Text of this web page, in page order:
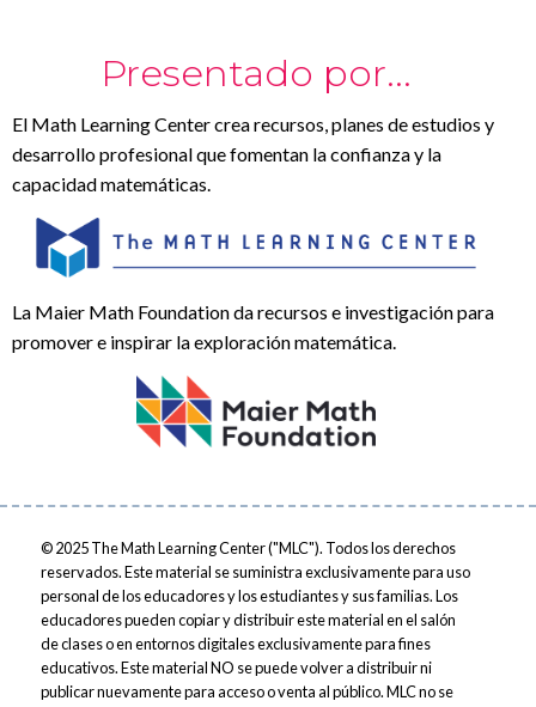
Presentado por...
El Math Learning Center crea recursos, planes de estudios y
desarrollo profesional que fomentan la confianza y la
capacidad matemáticas.
La Maier Math Foundation da recursos e investigación para
promover e inspirar la exploración matemática.
© 2025The Math Learning Center ("MLC"). Todos los derechos
reservados. Este material se suministra exclusivamente para uso
personal de los educadores y los estudiantes y sus familias. Los
educadores pueden copiar y distribuir este material en el salón
de clases o en entornos digitales exclusivamente para fines
educativos. Este material NO se puede volver a distribuir ni
publicar nuevamente para acceso o venta al público. MLC no se